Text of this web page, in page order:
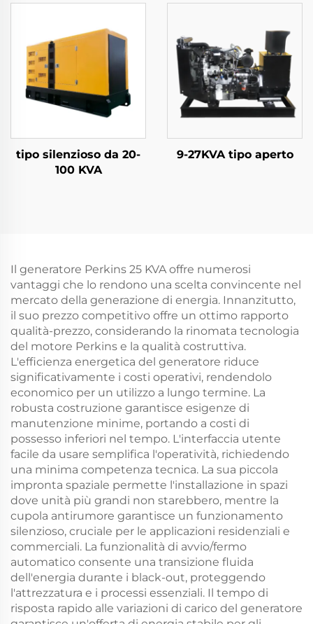
tipo silenzioso da 20-
100 KVA
9-27KVA tipo aperto
Il generatore Perkins 25 KVA offre numerosi
vantaggi che lo rendono una scelta convincente nel
mercato della generazione di energia. Innanzitutto,
il suo prezzo competitivo offre un ottimo rapporto
qualità-prezzo, considerando la rinomata tecnologia
del motore Perkins e la qualità costruttiva.
L'efficienza energetica del generatore riduce
significativamente i costi operativi, rendendolo
economico per un utilizzo a lungo termine. La
robusta costruzione garantisce esigenze di
manutenzione minime, portando a costi di
possesso inferiori nel tempo. L'interfaccia utente
facile da usare semplifica l'operatività, richiedendo
una minima competenza tecnica. La sua piccola
impronta spaziale permette l'installazione in spazi
dove unità più grandi non starebbero, mentre la
cupola antirumore garantisce un funzionamento
silenzioso, cruciale per le applicazioni residenziali e
commerciali. La funzionalità di avvio/fermo
automatico consente una transizione fluida
dell'energia durante i black-out, proteggendo
l'attrezzatura e i processi essenziali. Il tempo di
risposta rapido alle variazioni di carico del generatore